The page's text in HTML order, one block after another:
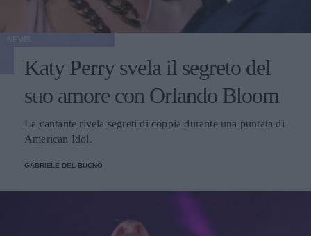
Katy Perry svela il segreto del
suo amore con Orlando Bloom
La cantante rivela segreti di coppia durante una puntata di
American Idol.
GABRIELE DEL BUONO